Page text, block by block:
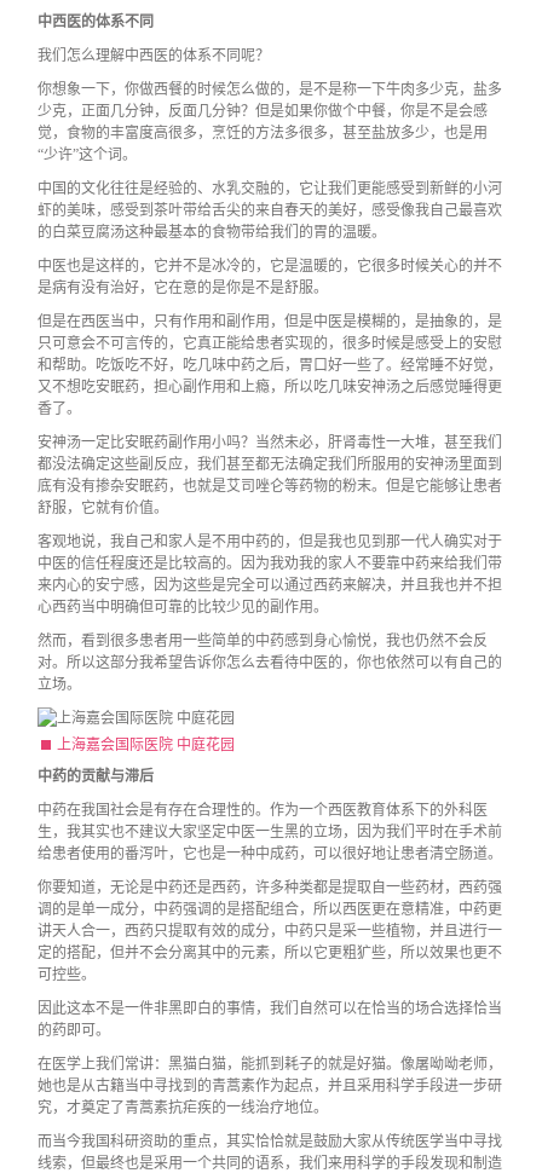
中西医的体系不同
我们怎么理解中西医的体系不同呢？
你想象一下，你做西餐的时候怎么做的，是不是称一下牛肉多少克，盐多
少克，正面几分钟，反面几分钟？但是如果你做个中餐，你是不是会感
觉，食物的丰富度高很多，烹饪的方法多很多，甚至盐放多少，也是用
“少许”这个词。
中国的文化往往是经验的、水乳交融的，它让我们更能感受到新鲜的小河
虾的美味，感受到茶叶带给舌尖的来自春天的美好，感受像我自己最喜欢
的白菜豆腐汤这种最基本的食物带给我们的胃的温暖。
中医也是这样的，它并不是冰冷的，它是温暖的，它很多时候关心的并不
是病有没有治好，它在意的是你是不是舒服。
但是在西医当中，只有作用和副作用，但是中医是模糊的，是抽象的，是
只可意会不可言传的，它真正能给患者实现的，很多时候是感受上的安慰
和帮助。吃饭吃不好，吃几味中药之后，胃口好一些了。经常睡不好觉，
又不想吃安眠药，担心副作用和上瘾，所以吃几味安神汤之后感觉睡得更
香了。
安神汤一定比安眠药副作用小吗？当然未必，肝肾毒性一大堆，甚至我们
都没法确定这些副反应，我们甚至都无法确定我们所服用的安神汤里面到
底有没有掺杂安眠药，也就是艾司唑仑等药物的粉末。但是它能够让患者
舒服，它就有价值。
客观地说，我自己和家人是不用中药的，但是我也见到那一代人确实对于
中医的信任程度还是比较高的。因为我劝我的家人不要靠中药来给我们带
来内心的安宁感，因为这些是完全可以通过西药来解决，并且我也并不担
心西药当中明确但可靠的比较少见的副作用。
然而，看到很多患者用一些简单的中药感到身心愉悦，我也仍然不会反
对。所以这部分我希望告诉你怎么去看待中医的，你也依然可以有自己的
立场。
上海嘉会国际医院 中庭花园
中药的贡献与滞后
中药在我国社会是有存在合理性的。作为一个西医教育体系下的外科医
生，我其实也不建议大家坚定中医一生黑的立场，因为我们平时在手术前
给患者使用的番泻叶，它也是一种中成药，可以很好地让患者清空肠道。
你要知道，无论是中药还是西药，许多种类都是提取自一些药材，西药强
调的是单一成分，中药强调的是搭配组合，所以西医更在意精准，中药更
讲天人合一，西药只提取有效的成分，中药只是采一些植物，并且进行一
定的搭配，但并不会分离其中的元素，所以它更粗犷些，所以效果也更不
可控些。
因此这本不是一件非黑即白的事情，我们自然可以在恰当的场合选择恰当
的药即可。
在医学上我们常讲：黑猫白猫，能抓到耗子的就是好猫。像屠呦呦老师，
她也是从古籍当中寻找到的青蒿素作为起点，并且采用科学手段进一步研
究，才奠定了青蒿素抗疟疾的一线治疗地位。
而当今我国科研资助的重点，其实恰恰就是鼓励大家从传统医学当中寻找
线索，但最终也是采用一个共同的语系，我们来用科学的手段发现和制造